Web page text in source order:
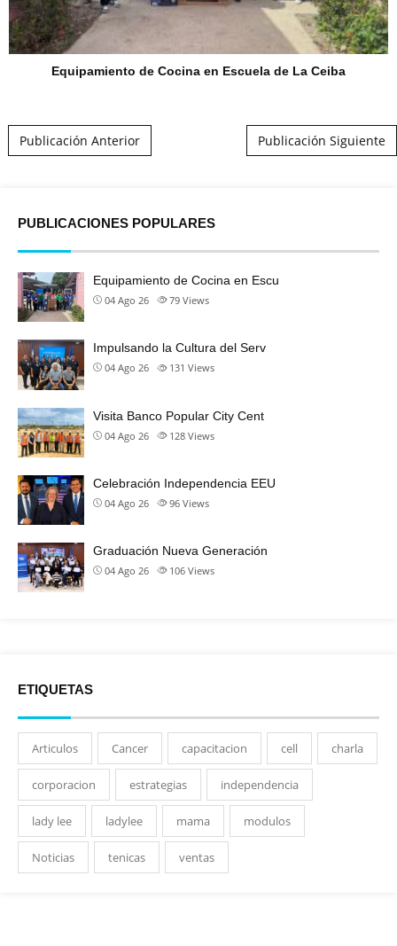
Equipamiento de Cocina en Escuela de La Ceiba
Publicación Anterior Publicación Siguiente
PUBLICACIONES POPULARES
Equipamiento de Cocina en Escu
04 Ago 26 79 Views
Impulsando la Cultura del Serv
04 Ago 26 131 Views
Visita Banco Popular City Cent
04 Ago 26 128 Views
Celebración Independencia EEU
04 Ago 26 96 Views
Graduación Nueva Generación
04 Ago 26 106 Views
ETIQUETAS
Articulos Cancer capacitacion cell charla
corporacion estrategias independencia
lady lee ladylee mama modulos
Noticias tenicas ventas